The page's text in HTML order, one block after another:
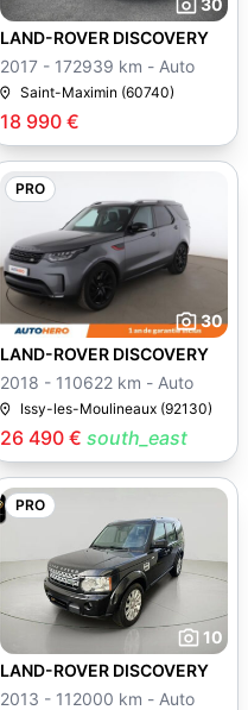
30
18 990 €
LAND-ROVER DISCOVERY
2017 - 172939 km - Auto
Saint-Maximin (60740)
PRO
30
26 490 € south_east
LAND-ROVER DISCOVERY
2018 - 110622 km - Auto
Issy-les-Moulineaux (92130)
PRO
10
LAND-ROVER DISCOVERY
2013 - 112000 km - Auto